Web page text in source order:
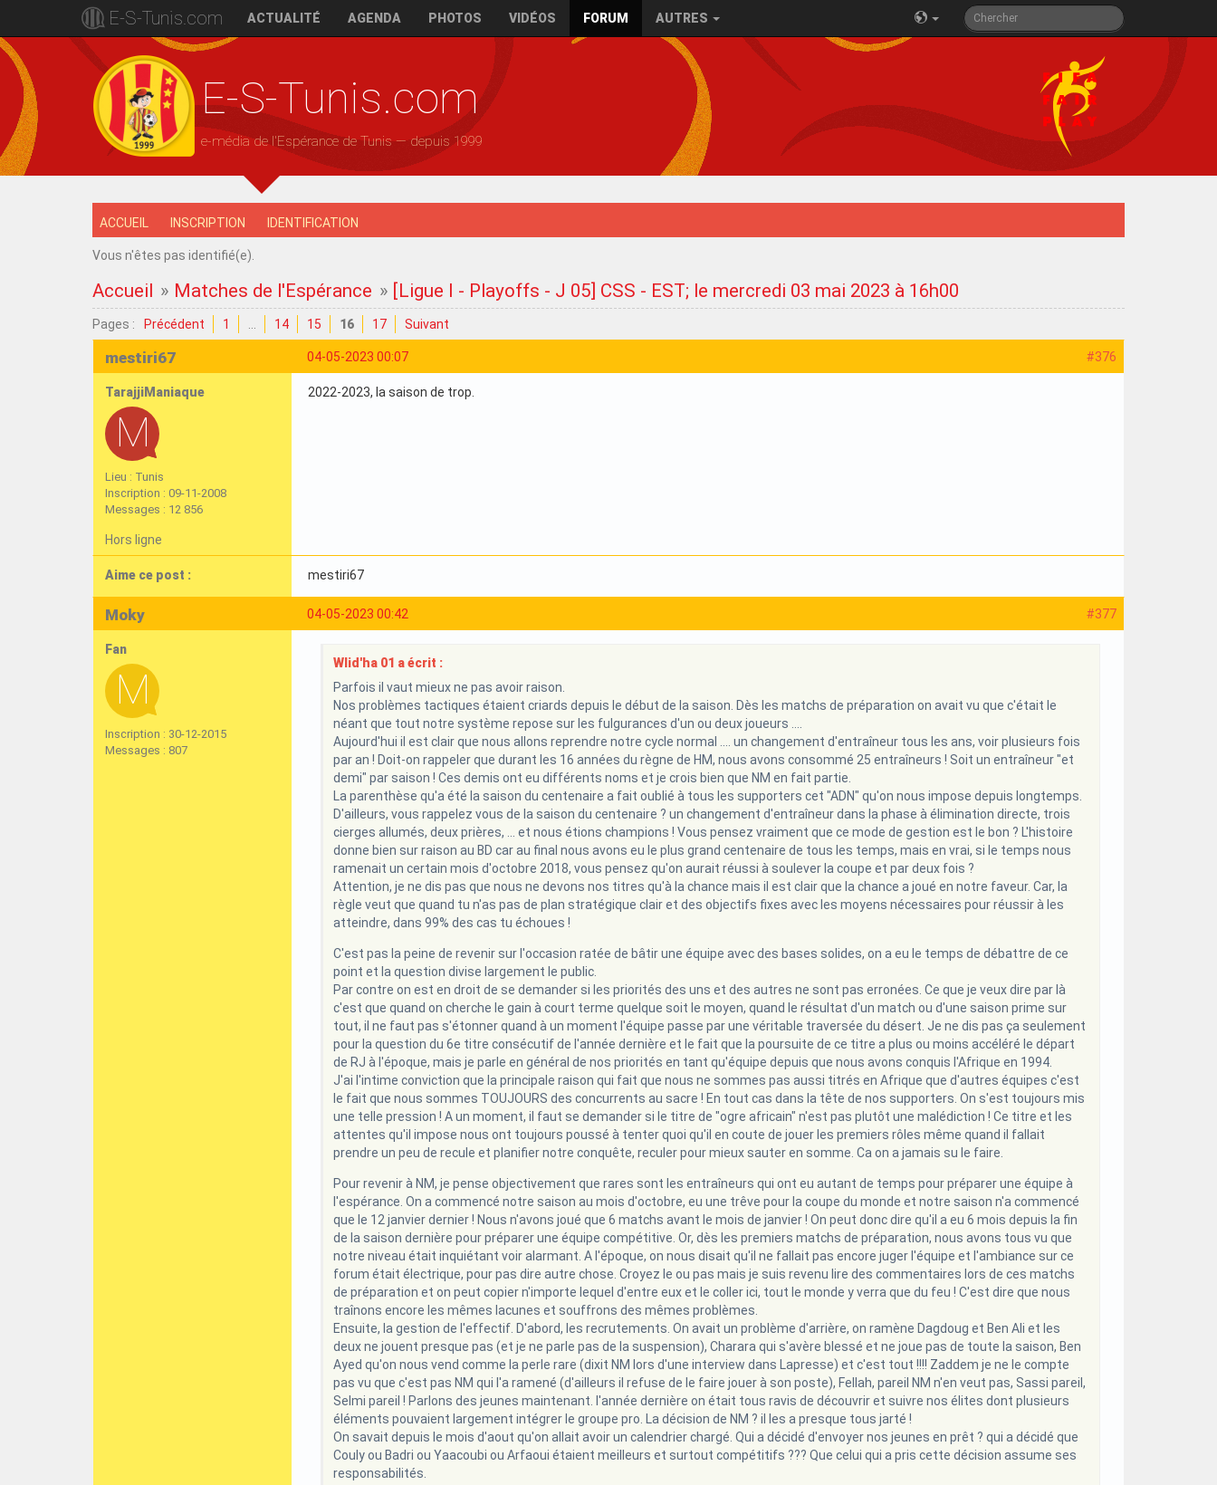
E-S-Tunis.com ACTUALITÉ AGENDA PHOTOS VIDÉOS FORUM AUTRES
E-S-Tunis.com
e-média de l'Espérance de Tunis — depuis 1999
ACCUEIL INSCRIPTION IDENTIFICATION
Vous n'êtes pas identifié(e).
Accueil » Matches de l'Espérance » [Ligue I - Playoffs - J 05] CSS - EST; le mercredi 03 mai 2023 à 16h00
Pages : Précédent 1 14 15 16 17 Suivant
#376
04-05-2023 00:07
mestiri67
TarajjiManiaque
Lieu : Tunis
Inscription : 09-11-2008
Messages : 12 856
2022-2023, la saison de trop.
Hors ligne
Aime ce post : mestiri67
#377
04-05-2023 00:42
Moky
Fan
Inscription : 30-12-2015
Messages : 807
Wlid'ha 01 a écrit :
Parfois il vaut mieux ne pas avoir raison.
Nos problèmes tactiques étaient criards depuis le début de la saison. Dès les matchs de préparation on avait vu que c'était le
néant que tout notre système repose sur les fulgurances d'un ou deux joueurs ....
Aujourd'hui il est clair que nous allons reprendre notre cycle normal .... un changement d'entraîneur tous les ans, voir plusieurs fois
par an ! Doit-on rappeler que durant les 16 années du règne de HM, nous avons consommé 25 entraîneurs ! Soit un entraîneur "et
demi" par saison ! Ces demis ont eu différents noms et je crois bien que NM en fait partie.
La parenthèse qu'a été la saison du centenaire a fait oublié à tous les supporters cet "ADN" qu'on nous impose depuis longtemps.
D'ailleurs, vous rappelez vous de la saison du centenaire ? un changement d'entraîneur dans la phase à élimination directe, trois
cierges allumés, deux prières, ... et nous étions champions ! Vous pensez vraiment que ce mode de gestion est le bon ? L'histoire
donne bien sur raison au BD car au final nous avons eu le plus grand centenaire de tous les temps, mais en vrai, si le temps nous
ramenait un certain mois d'octobre 2018, vous pensez qu'on aurait réussi à soulever la coupe et par deux fois ?
Attention, je ne dis pas que nous ne devons nos titres qu'à la chance mais il est clair que la chance a joué en notre faveur. Car, la
règle veut que quand tu n'as pas de plan stratégique clair et des objectifs fixes avec les moyens nécessaires pour réussir à les
atteindre, dans 99% des cas tu échoues !
C'est pas la peine de revenir sur l'occasion ratée de bâtir une équipe avec des bases solides, on a eu le temps de débattre de ce
point et la question divise largement le public.
Par contre on est en droit de se demander si les priorités des uns et des autres ne sont pas erronées. Ce que je veux dire par là
c'est que quand on cherche le gain à court terme quelque soit le moyen, quand le résultat d'un match ou d'une saison prime sur
tout, il ne faut pas s'étonner quand à un moment l'équipe passe par une véritable traversée du désert. Je ne dis pas ça seulement
pour la question du 6e titre consécutif de l'année dernière et le fait que la poursuite de ce titre a plus ou moins accéléré le départ
de RJ à l'époque, mais je parle en général de nos priorités en tant qu'équipe depuis que nous avons conquis l'Afrique en 1994.
J'ai l'intime conviction que la principale raison qui fait que nous ne sommes pas aussi titrés en Afrique que d'autres équipes c'est
le fait que nous sommes TOUJOURS des concurrents au sacre ! En tout cas dans la tête de nos supporters. On s'est toujours mis
une telle pression ! A un moment, il faut se demander si le titre de "ogre africain" n'est pas plutôt une malédiction ! Ce titre et les
attentes qu'il impose nous ont toujours poussé à tenter quoi qu'il en coute de jouer les premiers rôles même quand il fallait
prendre un peu de recule et planifier notre conquête, reculer pour mieux sauter en somme. Ca on a jamais su le faire.
Pour revenir à NM, je pense objectivement que rares sont les entraîneurs qui ont eu autant de temps pour préparer une équipe à
l'espérance. On a commencé notre saison au mois d'octobre, eu une trêve pour la coupe du monde et notre saison n'a commencé
que le 12 janvier dernier ! Nous n'avons joué que 6 matchs avant le mois de janvier ! On peut donc dire qu'il a eu 6 mois depuis la fin
de la saison dernière pour préparer une équipe compétitive. Or, dès les premiers matchs de préparation, nous avons tous vu que
notre niveau était inquiétant voir alarmant. A l'époque, on nous disait qu'il ne fallait pas encore juger l'équipe et l'ambiance sur ce
forum était électrique, pour pas dire autre chose. Croyez le ou pas mais je suis revenu lire des commentaires lors de ces matchs
de préparation et on peut copier n'importe lequel d'entre eux et le coller ici, tout le monde y verra que du feu ! C'est dire que nous
traînons encore les mêmes lacunes et souffrons des mêmes problèmes.
Ensuite, la gestion de l'effectif. D'abord, les recrutements. On avait un problème d'arrière, on ramène Dagdoug et Ben Ali et les
deux ne jouent presque pas (et je ne parle pas de la suspension), Charara qui s'avère blessé et ne joue pas de toute la saison, Ben
Ayed qu'on nous vend comme la perle rare (dixit NM lors d'une interview dans Lapresse) et c'est tout !!!! Zaddem je ne le compte
pas vu que c'est pas NM qui l'a ramené (d'ailleurs il refuse de le faire jouer à son poste), Fellah, pareil NM n'en veut pas, Sassi pareil,
Selmi pareil ! Parlons des jeunes maintenant. l'année dernière on était tous ravis de découvrir et suivre nos élites dont plusieurs
éléments pouvaient largement intégrer le groupe pro. La décision de NM ? il les a presque tous jarté !
On savait depuis le mois d'aout qu'on allait avoir un calendrier chargé. Qui a décidé d'envoyer nos jeunes en prêt ? qui a décidé que
Couly ou Badri ou Yaacoubi ou Arfaoui étaient meilleurs et surtout compétitifs ??? Que celui qui a pris cette décision assume ses
responsabilités.